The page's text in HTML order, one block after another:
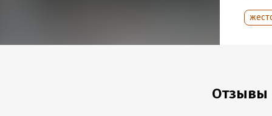
Год
Отзывы